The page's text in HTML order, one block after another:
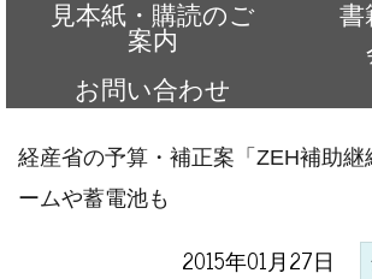
見本紙・購読のご
案内
書
お問い合わせ
経産省の予算・補正案「ZEH補助継
ームや蓄電池も
2015年01月27日